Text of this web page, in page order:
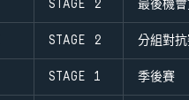
STAGE 2 最後機
STAGE 2 分組對
STAGE 1 季後賽